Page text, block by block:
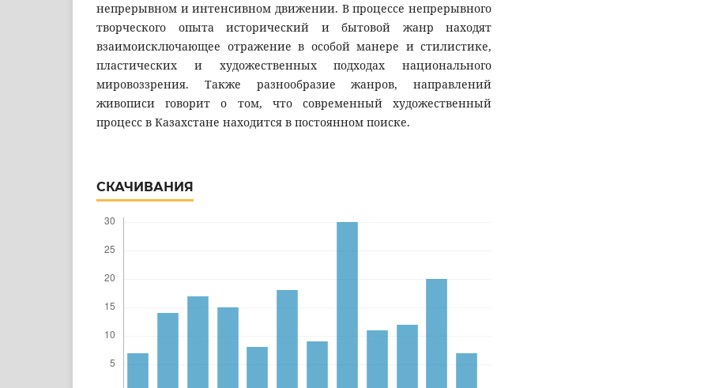
непрерывном и интенсивном движении. В процессе непрерывного
творческого опыта исторический и бытовой жанр находят
взаимоисключающее отражение в особой манере и стилистике,
пластических и художественных подходах национального
мировоззрения. Также разнообразие жанров, направлений
живописи говорит о том, что современный художественный
процесс в Казахстане находится в постоянном поиске.
СКАЧИВАНИЯ